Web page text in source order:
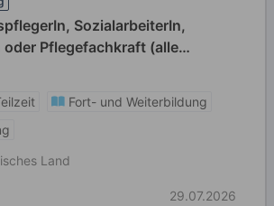
SozialarbeiterIn,
oder Pflegefachkraft (alle
Vollzeit / Teilzeit
Fort- und Weiterbildung
Land
29.07.2026